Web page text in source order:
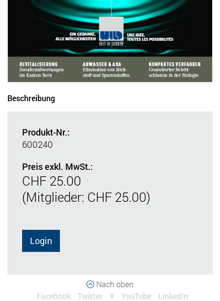
Beschreibung
Produkt-Nr.:
600240
Preis exkl. MwSt.:
CHF 25.00
(Mitglieder: CHF 25.00)
Login
Nach oben
Facebook
Twitter X YouTube LinkedIn